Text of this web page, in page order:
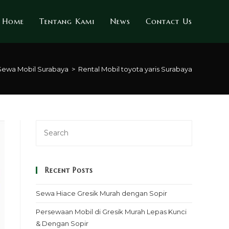
Home Tentang Kami News Contact Us
Mobil Surabaya > Rental Mobil toyota yaris Surabaya
Recent Posts
Sewa Hiace Gresik Murah dengan Sopir
Persewaan Mobil di Gresik Murah Lepas Kunci
& Dengan Sopir